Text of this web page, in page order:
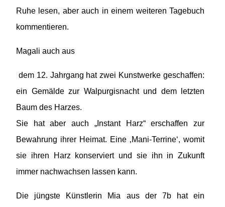
Ruhe lesen, aber auch in einem weiteren Tagebuch
kommentieren.
Magali auch aus
dem 12. Jahrgang hat zwei Kunstwerke geschaffen:
ein Gemälde zur Walpurgisnacht und dem letzten
Baum des Harzes.
Sie hat aber auch „Instant Harz“ erschaffen zur
Bewahrung ihrer Heimat. Eine ‚Mani-Terrine‘, womit
sie ihren Harz konserviert und sie ihn in Zukunft
immer nachwachsen lassen kann.
Die jüngste Künstlerin Mia aus der 7b hat ein